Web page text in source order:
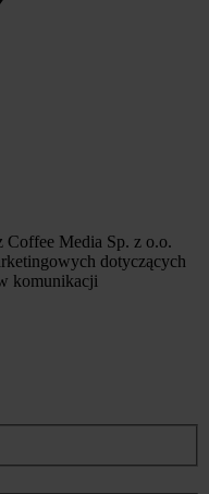
Coffee Media Sp. z o.o.
dotyczących
komunikacji